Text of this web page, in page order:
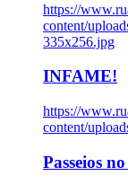
https://
content/
335x256.jpg
INFAME!
https://
content/
Passeios